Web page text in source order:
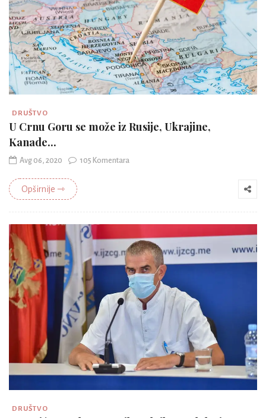
DRUŠTVO
U Crnu Goru se može iz Rusije, Ukrajine,
Kanade...
Avg 06, 2020 105 Komentara
Opširnije ⇾
DRUŠTVO